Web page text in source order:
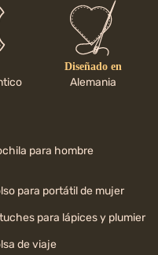
Diseñado en
Alemania
para hombre
para portátil de mujer
para lápices y plumier
de viaje